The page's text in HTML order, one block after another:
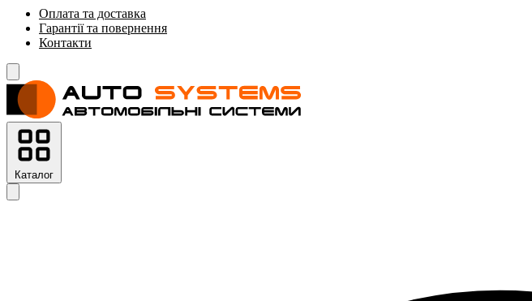
Оплата та доставка
Гарантії та повернення
Контакти
Каталог